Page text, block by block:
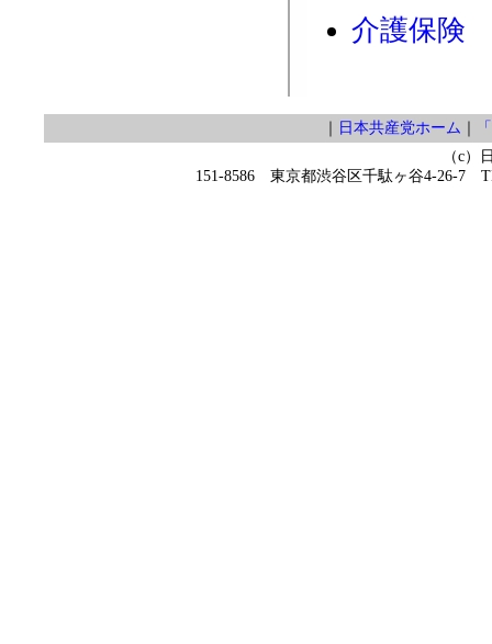
介護保険
｜ 日本共産党ホーム ｜
（c）
151-8586 東京都渋谷区千駄ヶ谷4-26-7